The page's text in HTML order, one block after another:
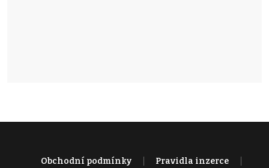
Obchodní podmínky Pravidla inzerce